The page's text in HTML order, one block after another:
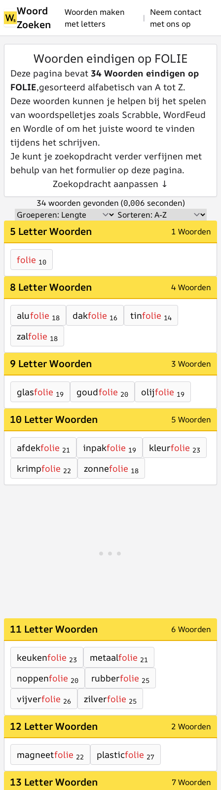
Woord
Zoeken
Woorden maken
met letters
|
Neem contact
met ons op
Woorden eindigen op FOLIE
Deze pagina bevat 34 Woorden eindigen op
FOLIE,gesorteerd alfabetisch van A tot Z.
Deze woorden kunnen je helpen bij het spelen
van woordspelletjes zoals Scrabble, WordFeud
en Wordle of om het juiste woord te vinden
tijdens het schrijven.
Je kunt je zoekopdracht verder verfijnen met
behulp van het formulier op deze pagina.
Zoekopdracht aanpassen ↓
34 woorden gevonden (0,006 seconden)
5 Letter Woorden 1 Woorden
folie 10
8 Letter Woorden 4 Woorden
alufolie 18 dakfolie 16 tinfolie 14
zalfolie 18
9 Letter Woorden 3 Woorden
glasfolie 19 goudfolie 20 olijfolie 19
10 Letter Woorden 5 Woorden
afdekfolie 21 inpakfolie 19 kleurfolie 23
krimpfolie 22 zonnefolie 18
11 Letter Woorden 6 Woorden
keukenfolie 23 metaalfolie 21
noppenfolie 20 rubberfolie 25
vijverfolie 26 zilverfolie 25
12 Letter Woorden 2 Woorden
magneetfolie 22 plasticfolie 27
13 Letter Woorden 7 Woorden